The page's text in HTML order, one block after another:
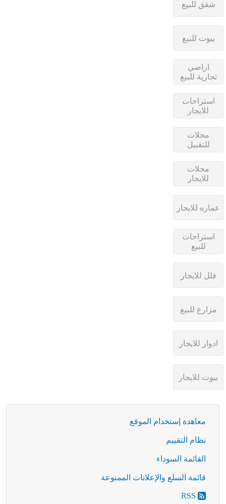
معاهدة إستخدام الموقع
نظام التقييم
القائمة السوداء
قائمة السلع والإعلانات الممنوعة